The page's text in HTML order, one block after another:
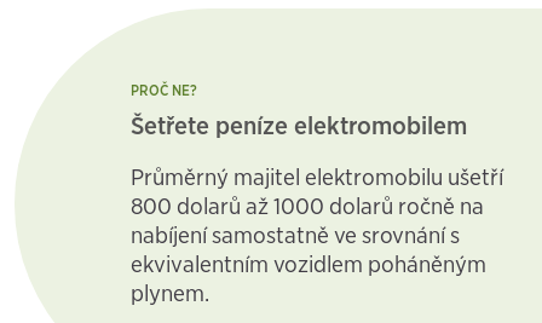
PROČ NE?
Šetřete peníze elektromobilem
Průměrný majitel elektromobilu ušetří
800 dolarů až 1000 dolarů ročně na
nabíjení samostatně ve srovnání s
ekvivalentním vozidlem poháněným
plynem.